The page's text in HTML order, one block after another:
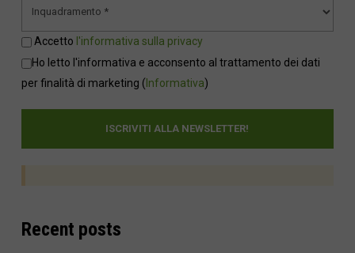
Accetto l'informativa sulla privacy
Ho letto l'informativa e acconsento al trattamento dei dati
per finalità di marketing ( Informativa)
Recent posts